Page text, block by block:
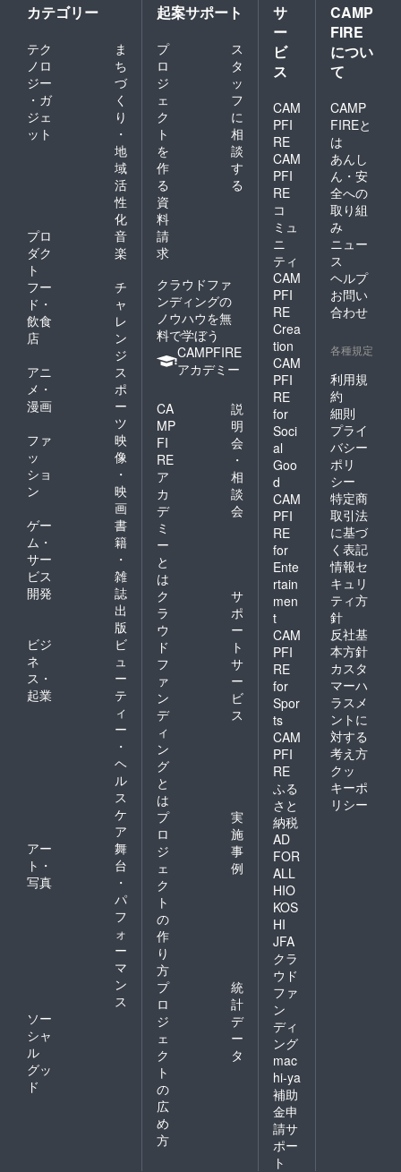
いませ
ん！お
店が存
在する
限り有
りま
す。
カテゴリー
テク
ノロ
ジー
・ガ
ジェ
ット
ま
ち
づ
く
り
・
地
域
活
性
化
プロ
ダク
ト
音
楽
フー
ド・
飲食
店
チ
ャ
レ
ン
ジ
アニ
メ・
漫画
ス
ポ
ー
ツ
ファ
ッ
ショ
ン
映
像
・
映
画
ゲー
ム・
サー
ビス
開発
書
籍
・
雑
誌
出
版
ビジ
ネ
ス・
起業
ビ
ュ
ー
テ
ィ
ー
・
ヘ
ル
ス
ケ
ア
アー
ト・
写真
舞
台
・
パ
フ
ォ
ー
マ
ン
ス
ソー
シャ
ル
グッ
ド
起案サポート
プ
ロ
ジ
ェ
ク
ト
を
作
る
ス
タ
ッ
フ
に
相
談
す
る
資
料
請
求
クラウドファ
ンディングの
ノウハウを無
料で学ぼう
CAMPFIRE
アカデミー
CA
MP
FI
RE
ア
カ
デ
ミ
ー
と
は
説
明
会
・
相
談
会
ク
ラ
ウ
ド
フ
ァ
ン
デ
ィ
ン
グ
と
は
サ
ポ
ー
ト
サ
ー
ビ
ス
プ
ロ
ジ
ェ
ク
ト
の
作
り
方
実
施
事
例
プ
ロ
ジ
ェ
ク
ト
の
広
め
方
統
計
デ
ー
タ
サ
ー
ビ
ス
CAM
PFI
RE
CAM
PFI
RE
コ
ミュ
ニ
ティ
CAM
PFI
RE
Crea
tion
CAM
PFI
RE
for
Soci
al
Goo
d
CAM
PFI
RE
for
Ente
rtain
men
t
CAM
PFI
RE
for
Spor
ts
CAM
PFI
RE
ふる
さと
納税
AD
FOR
ALL
HIO
KOS
HI
JFA
クラ
ウド
ファ
ン
ディ
ング
mac
hi-ya
補助
金申
請サ
ポー
ト
CAMP
FIRE
につい
て
CAMP
FIREと
は
あんし
ん・安
全への
取り組
み
ニュー
ス
ヘルプ
お問い
合わせ
各種規定
利用規
約
細則
プライ
バシー
ポリ
シー
特定商
取引法
に基づ
く表記
情報セ
キュリ
ティ方
針
反社基
本方針
カスタ
マーハ
ラスメ
ントに
対する
考え方
クッ
キーポ
リシー